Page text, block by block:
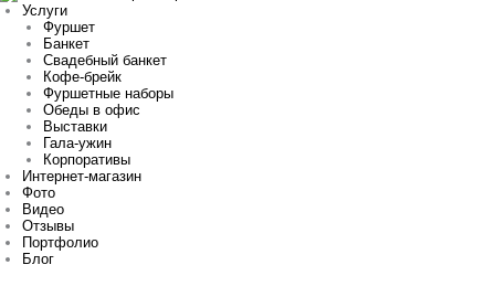
Услуги
Фуршет
Банкет
Свадебный банкет
Кофе-брейк
Фуршетные наборы
Обеды в офис
Выставки
Гала-ужин
Корпоративы
Интернет-магазин
Фото
Видео
Отзывы
Портфолио
Блог